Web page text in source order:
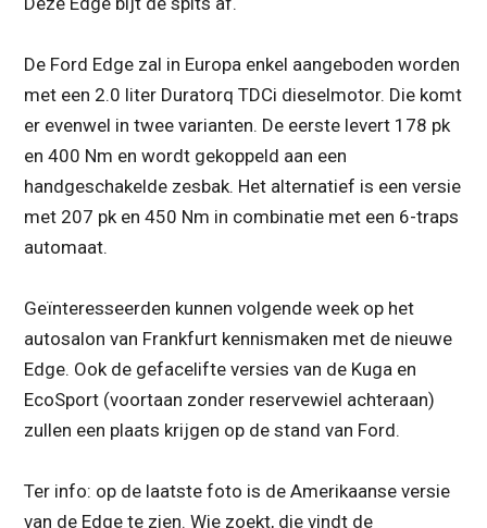
De Ford Edge zal in Europa enkel aangeboden worden
met een 2.0 liter Duratorq TDCi dieselmotor. Die komt
er evenwel in twee varianten. De eerste levert 178 pk
en 400 Nm en wordt gekoppeld aan een
handgeschakelde zesbak. Het alternatief is een versie
met 207 pk en 450 Nm in combinatie met een 6-traps
automaat.
Geïnteresseerden kunnen volgende week op het
autosalon van Frankfurt kennismaken met de nieuwe
Edge. Ook de gefacelifte versies van de Kuga en
EcoSport (voortaan zonder reservewiel achteraan)
zullen een plaats krijgen op de stand van Ford.
Ter info: op de laatste foto is de Amerikaanse versie
van de Edge te zien. Wie zoekt, die vindt de